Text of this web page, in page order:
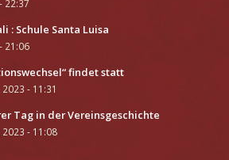
22:37
: Schule Santa Luisa
21:06
findet statt
- 11:31
Tag in der Vereinsgeschichte
- 11:08